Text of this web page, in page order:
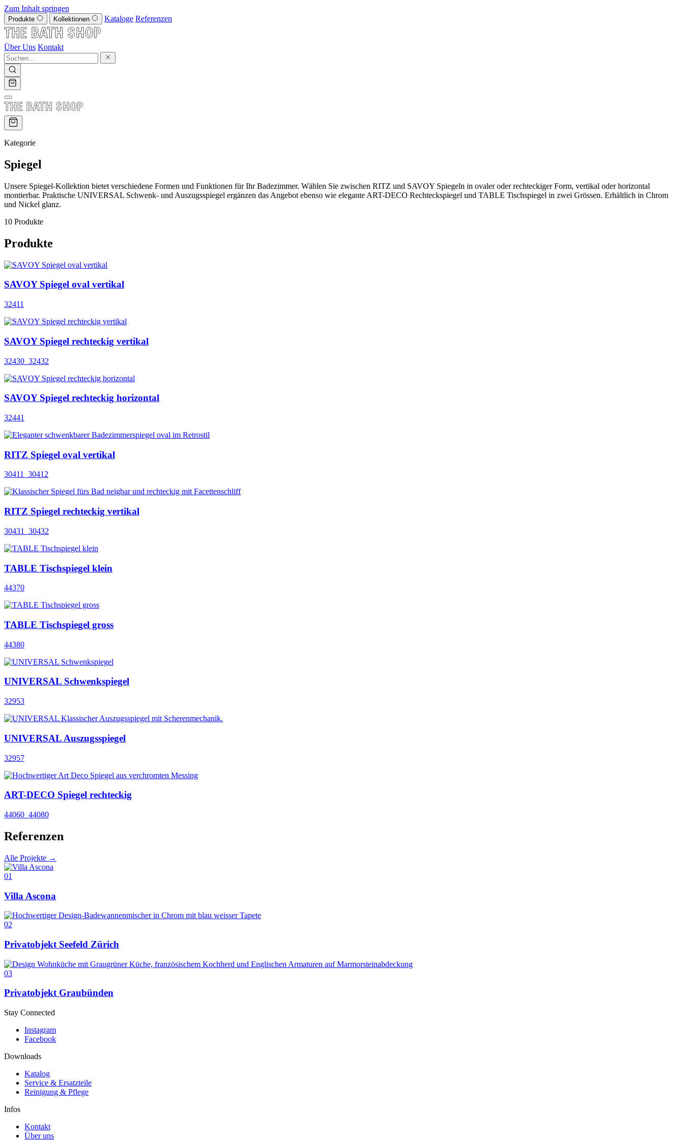
Zum Inhalt springen
Produkte Kollektionen Kataloge Referenzen
Über Uns Kontakt
Kategorie
Spiegel
Unsere Spiegel-Kollektion bietet verschiedene Formen und Funktionen für Ihr Badezimmer. Wählen Sie zwischen RITZ und SAVOY Spiegeln in ovaler oder rechteckiger Form, vertikal oder horizontal
montierbar. Praktische UNIVERSAL Schwenk- und Auszugsspiegel ergänzen das Angebot ebenso wie elegante ART-DECO Rechteckspiegel und TABLE Tischspiegel in zwei Grössen. Erhältlich in Chrom
und Nickel glanz.
10 Produkte
Produkte
SAVOY Spiegel oval vertikal
32411
SAVOY Spiegel rechteckig vertikal
32430_32432
SAVOY Spiegel rechteckig horizontal
32441
RITZ Spiegel oval vertikal
30411_30412
RITZ Spiegel rechteckig vertikal
30431_30432
TABLE Tischspiegel klein
44370
TABLE Tischspiegel gross
44380
UNIVERSAL Schwenkspiegel
32953
UNIVERSAL Auszugsspiegel
32957
ART-DECO Spiegel rechteckig
44060_44080
Referenzen
Alle Projekte →
01
Villa Ascona
02
Privatobjekt Seefeld Zürich
03
Privatobjekt Graubünden
Stay Connected
Instagram
Facebook
Downloads
Katalog
Service & Ersatzteile
Reinigung & Pflege
Infos
Kontakt
Über uns